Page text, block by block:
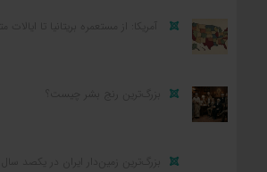
آمریکا: از مستعمره بریتانیا تا ایالات
بزرگ‌ترین رنج بشر چیست؟
بزرگ‌ترین زمین‌دار ایران در یکصد